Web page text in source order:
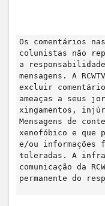
Os comentários
colunistas não
a
mensagens. A
excluir
ameaças a seus
xingamentos,
Mensagens de
xenofóbico e que
e/ou informações
toleradas. A
comunicação da
permanente do